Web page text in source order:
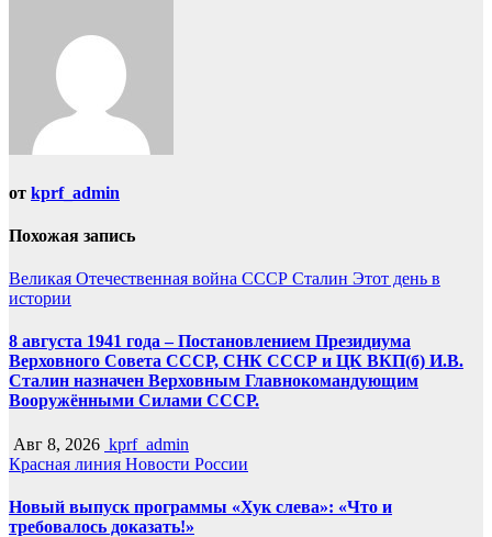
от kprf_admin
Похожая запись
Великая Отечественная война СССР Сталин Этот день в
истории
8 августа 1941 года – Постановлением Президиума
Верховного Совета СССР, СНК СССР и ЦК ВКП(б) И.В.
Сталин назначен Верховным Главнокомандующим
Вооружёнными Силами СССР.
Авг 8, 2026 kprf_admin
Красная линия Новости России
Новый выпуск программы «Хук слева»: «Что и
требовалось доказать!»